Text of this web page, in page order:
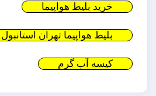
خرید بلیط هواپیما
بلیط هواپیما تهران استانبول
کیسه آب گرم